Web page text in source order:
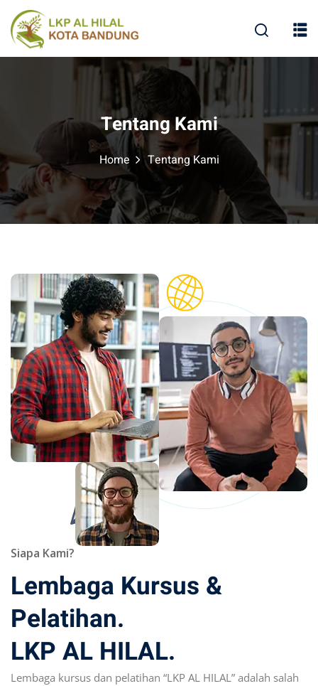
Tentang Kami
Home Tentang Kami
Siapa Kami?
Lembaga Kursus &
Pelatihan.
LKP AL HILAL.
Lembaga kursus dan pelatihan “LKP AL HILAL” adalah salah